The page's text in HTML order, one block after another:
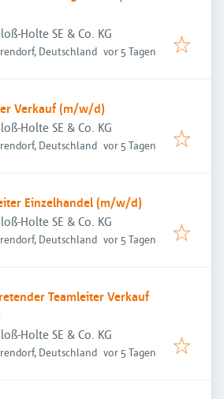
Holte SE & Co. KG
Deutschland Veröffentlicht
vor 5 Tagen
Verkauf (m/w/d)
Holte SE & Co. KG
Deutschland Veröffentlicht
vor 5 Tagen
Einzelhandel (m/w/d)
Holte SE & Co. KG
Deutschland Veröffentlicht
vor 5 Tagen
Teamleiter Verkauf
Holte SE & Co. KG
Deutschland Veröffentlicht
vor 5 Tagen